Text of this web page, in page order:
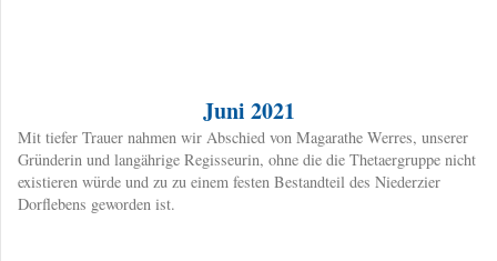
Juni 2021
​Mit tiefer Trauer nahmen wir Abschied von Magarathe Werres, unserer
Gründerin und langährige Regisseurin, ohne die die Thetaergruppe nicht
existieren würde und zu zu einem festen Bestandteil des Niederzier
Dorflebens geworden ist.